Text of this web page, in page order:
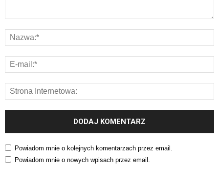
Powiadom mnie o kolejnych komentarzach przez email.
Powiadom mnie o nowych wpisach przez email.